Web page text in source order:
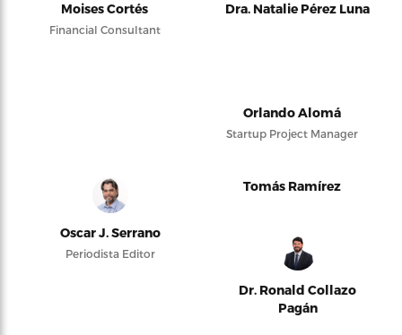
Moises Cortés
Financial Consultant
Dra. Natalie Pérez Luna
Orlando Alomá
Startup Project Manager
Oscar J. Serrano
Periodista Editor
Tomás Ramírez
Dr. Ronald Collazo
Pagán